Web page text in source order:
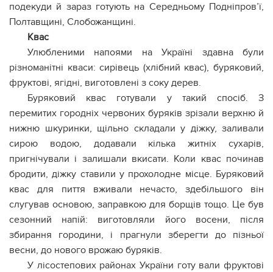
подекуди й зараз готують на Середньому Подніпров’ї,
Полтавщині, Слобожанщині.
Квас
Улюбленими напоями на Україні здавна були
різноманітні кваси: сирівець (хлібний квас), буряковий,
фруктові, ягідні, виготовлені з соку дерев.
Буряковий квас готували у такий спосіб. З
перемитих городніх червоних буряків зрізали верхню й
нижню шкуринки, щільно складали у діжку, заливали
сирою водою, додавали кілька житніх сухарів,
пригнічували і залишали вкисати. Коли квас починав
бродити, діжку ставили у прохолодне місце. Буряковий
квас для пиття вживали нечасто, здебільшого він
слугував основою, заправкою для борщів тощо. Це був
сезонний напій: виготовляли його восени, після
збирання городини, і прагнули зберегти до пізньої
весни, до нового врожаю буряків.
У лісостепових районах України готу вали фруктові